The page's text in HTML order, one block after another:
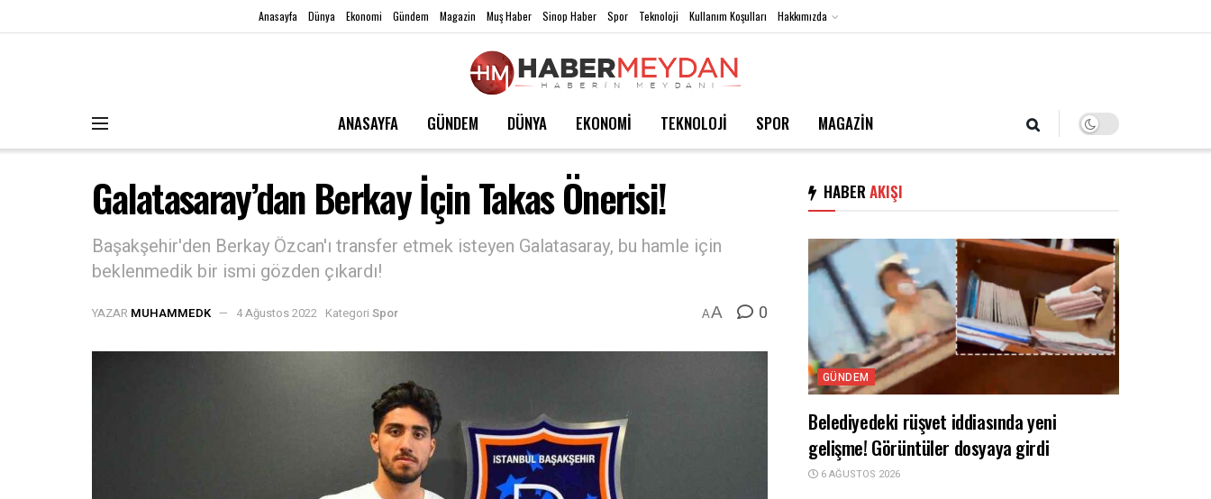
Anasayfa Dünya Ekonomi Gündem Magazin Muş Haber Sinop Haber Spor Teknoloji Kullanım Koşulları Hakkımızda
ANASAYFA GÜNDEM DÜNYA EKONOMİ TEKNOLOJİ SPOR MAGAZİN
Galatasaray’dan Berkay İçin Takas Önerisi!
Başakşehir'den Berkay Özcan'ı transfer etmek isteyen Galatasaray, bu hamle için
beklenmedik bir ismi gözden çıkardı!
YAZAR MUHAMMEDK 4 Ağustos 2022 Kategori Spor AA 0
HABER AKIŞI
GÜNDEM
Belediyedeki rüşvet iddiasında yeni
gelişme! Görüntüler dosyaya girdi
6 AĞUSTOS 2026